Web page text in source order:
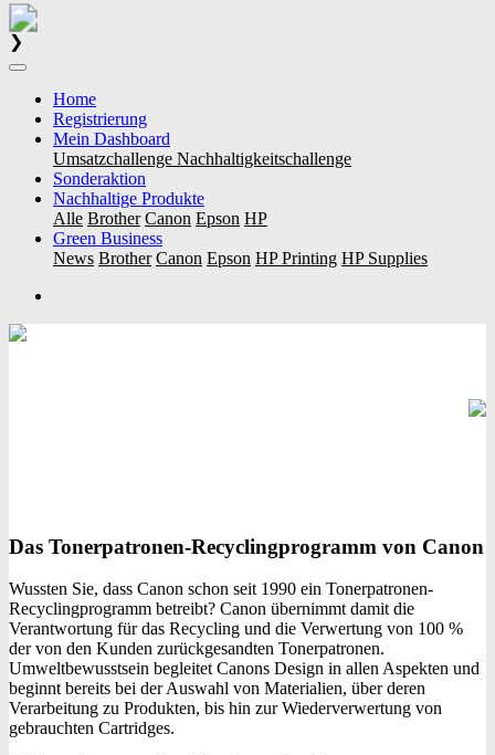
❯
Home
Registrierung
Mein Dashboard
Umsatzchallenge Nachhaltigkeitschallenge
Sonderaktion
Nachhaltige Produkte
Alle Brother Canon Epson HP
Green Business
News Brother Canon Epson HP Printing HP Supplies
Das Tonerpatronen-Recyclingprogramm von Canon
Wussten Sie, dass Canon schon seit 1990 ein Tonerpatronen-
Recyclingprogramm betreibt? Canon übernimmt damit die
Verantwortung für das Recycling und die Verwertung von 100 %
der von den Kunden zurückgesandten Tonerpatronen.
Umweltbewusstsein begleitet Canons Design in allen Aspekten und
beginnt bereits bei der Auswahl von Materialien, über deren
Verarbeitung zu Produkten, bis hin zur Wiederverwertung von
gebrauchten Cartridges.